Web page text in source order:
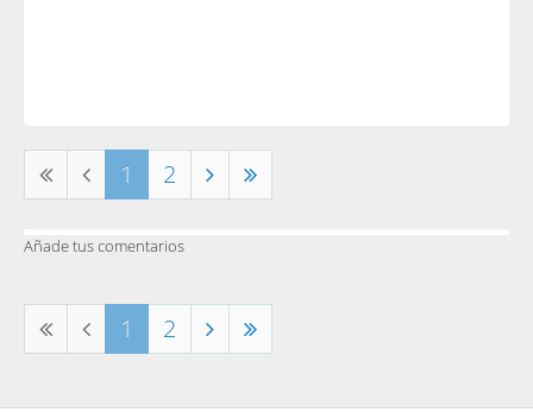
1 2
Añade tus comentarios
1 2